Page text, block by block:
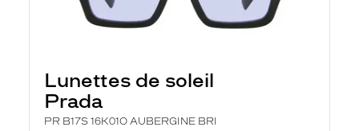
Lunettes de soleil
Prada
PR B17S 16K01O AUBERGINE BRI